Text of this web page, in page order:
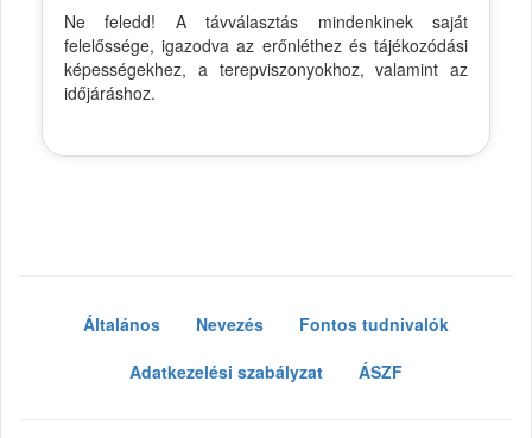
Ne feledd! A távválasztás mindenkinek saját
felelőssége, igazodva az erőnléthez és tájékozódási
képességekhez, a terepviszonyokhoz, valamint az
időjáráshoz.
Általános Nevezés
Fontos tudnivalók
Adatkezelési szabályzat
ÁSZF